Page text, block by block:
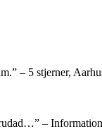
– 5 stjerner,
– Information